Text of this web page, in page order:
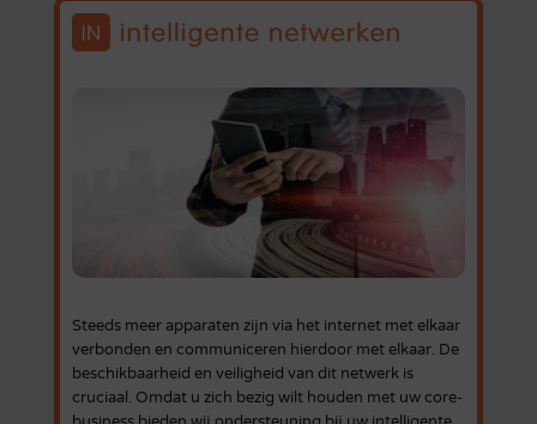
Steeds meer apparaten zijn via het internet met elkaar
verbonden en communiceren hierdoor met elkaar. De
beschikbaarheid en veiligheid van dit netwerk is
cruciaal. Omdat u zich bezig wilt houden met uw core-